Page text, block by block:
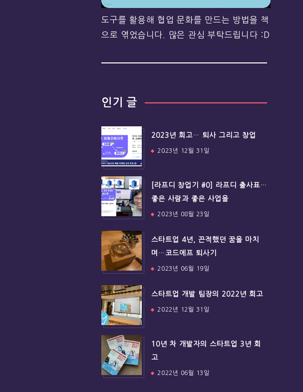
도구를 활용해 협업 문화를 만드는 방법을 책
으로 엮었습니다. 많은 관심 부탁드립니다 :D
인기 글
2023년 회고… 퇴사 그리고 창업
2023년 12월 31일
[라프디 창업기 #0] 라프디 출사표…
좋은 사람과 좋은 사업을
2023년 08월 23일
스타트업 4년, 끈적했던 꿈을 마치
며…코드에프 퇴사기
2023년 06월 19일
스타트업 개발 팀장의 2022년 회고
2022년 12월 31일
10년 차 개발자의 스타트업 3년 회
고
2022년 06월 13일